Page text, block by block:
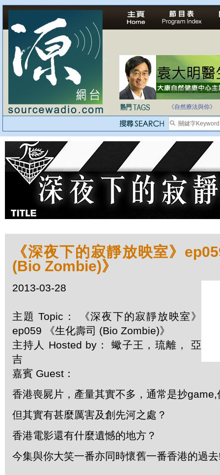
法治社會並不等同
《自然療法與你》
《深夜下的寂靜放映室》
(Bio Zombie)》
2013-03-28
主題 Topic： 《深夜下的寂靜放映室》
ep059 《生化壽司 (Bio Zombie)》
主持人 Hosted by： 蠍子王，琉離， 亞
吉
嘉賓 Guest：
香港喪屍片，產量其實不多，通常是抄
但其實有甚麼厲害及創先河之處？
香港電影還有什麼遺憾的地方？
今集與你大笑一番亦同時懷舊一番香港的過